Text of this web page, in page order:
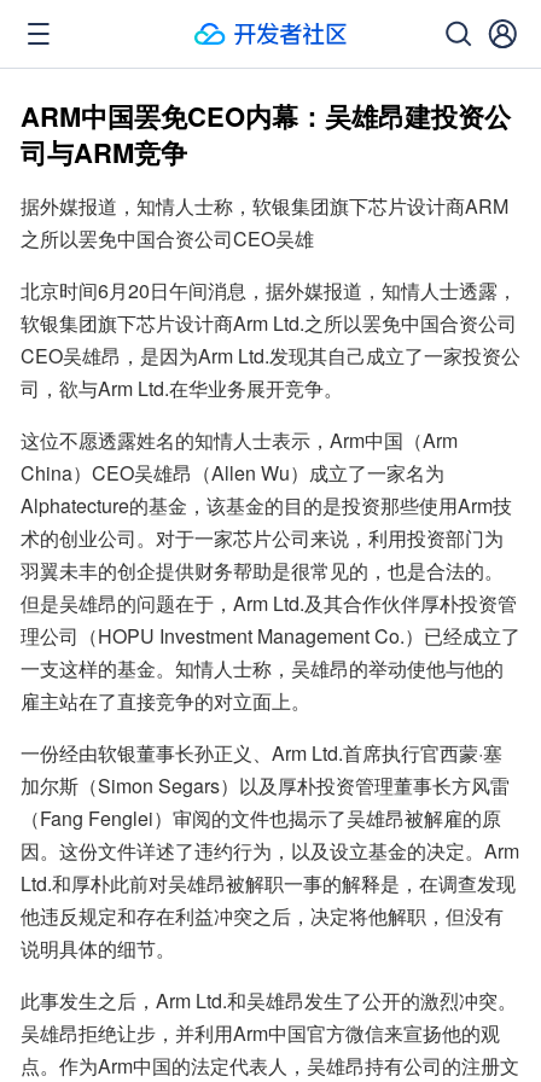
ARM中国罢免CEO内幕：吴雄昂建投资公
司与ARM竞争
据外媒报道，知情人士称，软银集团旗下芯片设计商ARM
之所以罢免中国合资公司CEO吴雄
北京时间6月20日午间消息，据外媒报道，知情人士透露，
软银集团旗下芯片设计商Arm Ltd.之所以罢免中国合资公司
CEO吴雄昂，是因为Arm Ltd.发现其自己成立了一家投资公
司，欲与Arm Ltd.在华业务展开竞争。
这位不愿透露姓名的知情人士表示，Arm中国（Arm
China）CEO吴雄昂（Allen Wu）成立了一家名为
Alphatecture的基金，该基金的目的是投资那些使用Arm技
术的创业公司。对于一家芯片公司来说，利用投资部门为
羽翼未丰的创企提供财务帮助是很常见的，也是合法的。
但是吴雄昂的问题在于，Arm Ltd.及其合作伙伴厚朴投资管
理公司（HOPU Investment Management Co.）已经成立了
一支这样的基金。知情人士称，吴雄昂的举动使他与他的
雇主站在了直接竞争的对立面上。
一份经由软银董事长孙正义、Arm Ltd.首席执行官西蒙·塞
加尔斯（Simon Segars）以及厚朴投资管理董事长方风雷
（Fang Fenglei）审阅的文件也揭示了吴雄昂被解雇的原
因。这份文件详述了违约行为，以及设立基金的决定。Arm
Ltd.和厚朴此前对吴雄昂被解职一事的解释是，在调查发现
他违反规定和存在利益冲突之后，决定将他解职，但没有
说明具体的细节。
此事发生之后，Arm Ltd.和吴雄昂发生了公开的激烈冲突。
吴雄昂拒绝让步，并利用Arm中国官方微信来宣扬他的观
点。作为Arm中国的法定代表人，吴雄昂持有公司的注册文